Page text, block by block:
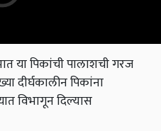
या पिकांची पालाशची गरज
पिकांना
विभागून दिल्यास